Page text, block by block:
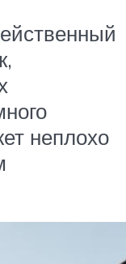
неплохо